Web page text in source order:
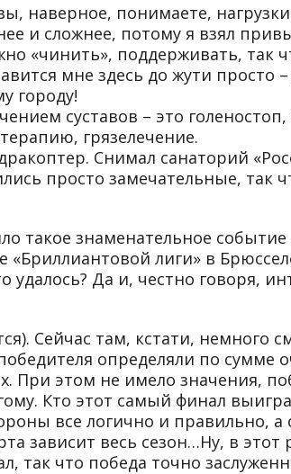
наверное, понимаете,
и сложнее, потому я взял
«чинить», поддерживать, так
мне здесь до жути просто
городу!
суставов – это
грязелечение.
Снимал санаторий
просто замечательные, так
такое знаменательное
«Бриллиантовой лиги» в
удалось? Да и, честно говоря,
). Сейчас там, кстати, немного
определяли по сумме
При этом не имело значения,
Кто этот самый финал
все логично и правильно, а
зависит весь сезон…Ну, в этот
так что победа точно